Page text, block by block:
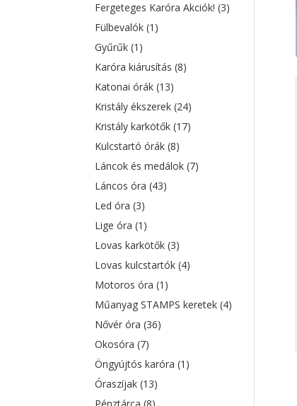
Fergeteges Karóra Akciók!(3)
Fülbevalók(1)
Gyűrűk(1)
Karóra kiárusítás(8)
Katonai órák(13)
Kristály ékszerek(24)
Kristály karkötők(17)
Kulcstartó órák(8)
Láncok és medálok(7)
Láncos óra(43)
Led óra(3)
Lige óra(1)
Lovas karkötők(3)
Lovas kulcstartók(4)
Motoros óra(1)
Műanyag STAMPS keretek(4)
Nővér óra(36)
Okosóra(7)
Öngyújtós karóra(1)
Óraszíjak(13)